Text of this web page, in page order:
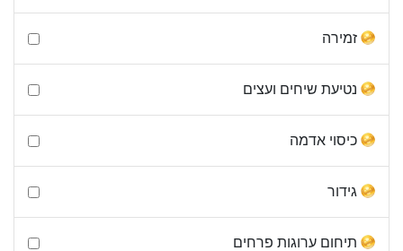
זמירה
נטיעת שיחים ועצים
כיסוי אדמה
גידור
תיחום ערוגות פרחים